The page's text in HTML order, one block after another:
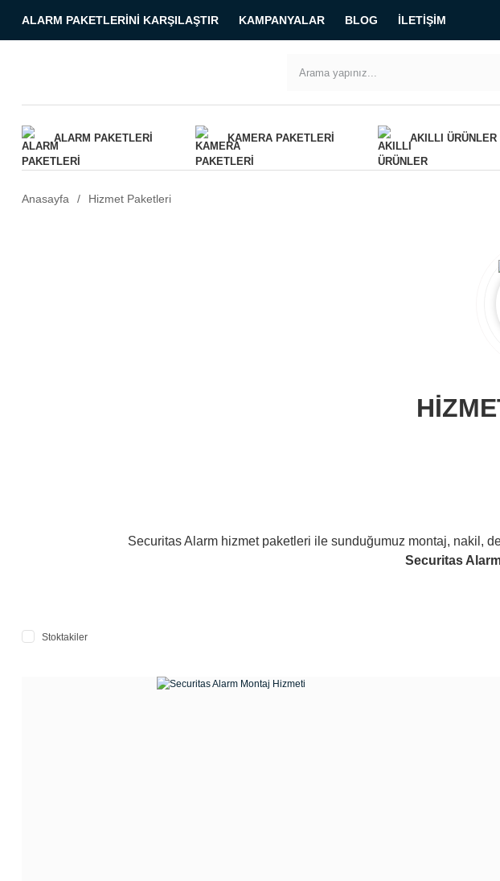
ALARM PAKETLERINI KARŞILAŞTIR KAMPANYALAR BLOG İLETIŞIM
ALARM PAKETLERI KAMERA PAKETLERI AKILLI ÜRÜNLER
Anasayfa Hizmet Paketleri
Securitas Alarm hizmet paketleri ile sunduğumuz montaj, nakil,
Securitas
Stoktakiler